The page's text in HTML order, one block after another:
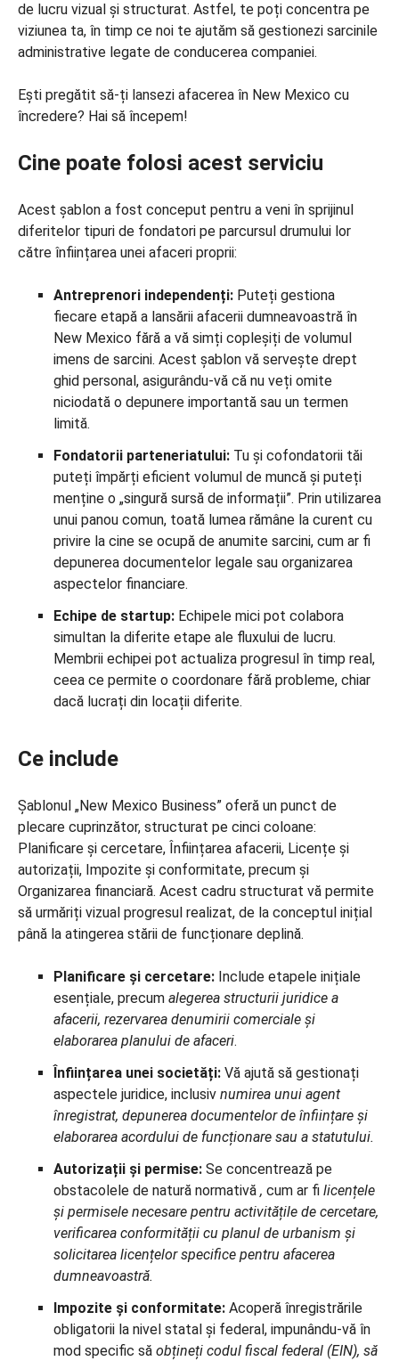
de lucru vizual și structurat. Astfel, te poți concentra pe
viziunea ta, în timp ce noi te ajutăm să gestionezi sarcinile
administrative legate de conducerea companiei.
Ești pregătit să-ți lansezi afacerea în New Mexico cu
încredere? Hai să începem!
Cine poate folosi acest serviciu
Acest șablon a fost conceput pentru a veni în sprijinul
diferitelor tipuri de fondatori pe parcursul drumului lor
către înființarea unei afaceri proprii:
Antreprenori independenți: Puteți gestiona
fiecare etapă a lansării afacerii dumneavoastră în
New Mexico fără a vă simți copleșiți de volumul
imens de sarcini. Acest șablon vă servește drept
ghid personal, asigurându-vă că nu veți omite
niciodată o depunere importantă sau un termen
limită.
Fondatorii parteneriatului: Tu și cofondatorii tăi
puteți împărți eficient volumul de muncă și puteți
menține o „singură sursă de informații”. Prin utilizarea
unui panou comun, toată lumea rămâne la curent cu
privire la cine se ocupă de anumite sarcini, cum ar fi
depunerea documentelor legale sau organizarea
aspectelor financiare.
Echipe de startup: Echipele mici pot colabora
simultan la diferite etape ale fluxului de lucru.
Membrii echipei pot actualiza progresul în timp real,
ceea ce permite o coordonare fără probleme, chiar
dacă lucrați din locații diferite.
Ce include
Șablonul „New Mexico Business” oferă un punct de
plecare cuprinzător, structurat pe cinci coloane:
Planificare și cercetare, Înființarea afacerii, Licențe și
autorizații, Impozite și conformitate, precum și
Organizarea financiară. Acest cadru structurat vă permite
să urmăriți vizual progresul realizat, de la conceptul inițial
până la atingerea stării de funcționare deplină.
Planificare și cercetare: Include etapele inițiale
esențiale, precum alegerea structurii juridice a
afacerii, rezervarea denumirii comerciale și
elaborarea planului de afaceri.
Înființarea unei societăți: Vă ajută să gestionați
aspectele juridice, inclusiv numirea unui agent
înregistrat, depunerea documentelor de înființare și
elaborarea acordului de funcționare sau a statutului.
Autorizații și permise: Se concentrează pe
obstacolele de natură normativă , cum ar fi licențele
și permisele necesare pentru activitățile de cercetare,
verificarea conformității cu planul de urbanism și
solicitarea licențelor specifice pentru afacerea
dumneavoastră.
Impozite și conformitate: Acoperă înregistrările
obligatorii la nivel statal și federal, impunându-vă în
mod specific să obțineți codul fiscal federal (EIN), să